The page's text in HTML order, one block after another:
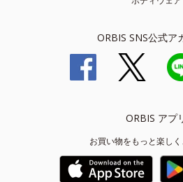
ORBIS SNS公式ア
ORBIS アプ
お買い物をもっと楽しく